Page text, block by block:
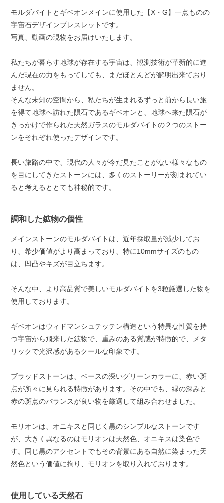
モルダバイトとギベオンメインに使用した【X・G】一点ものの
宇宙石デザインブレスレットです。
写真、動画の現物をお届けいたします。
私たちが暮らす地球が存在する宇宙は、観測技術が革新的に進
んだ現在の力をもってしても、まだほとんどが解明出来ており
ません。
そんな未知の空間から、私たちが生まれるずっと前から長い旅
を得て地球へ訪れた隕石であるギベオンと、地球へ来た隕石が
きっかけで作られた天然ガラスのモルダバイトの２つのストー
ンをそれぞれ使ったデザインです。
長い旅路の中で、現代の人々が今だ見たことがない様々なもの
を目にしてきたストーンには、多くのストーリーが刻まれてい
ると考えるととても神秘的です。
調和した鉱物の個性
メインストーンのモルダバイトは、近年採取量が減少してお
り、希少価値がより高まっており、特に10mmサイズのもの
は、凹凸やキズが目立ちます。
そんな中、より高品質で美しいモルダバイトを3粒厳選した物を
使用しております。
ギベオンはウィドマンシュテッテン構造という特異な性質を持
つ宇宙から飛来した鉱物で、重みのある質感が特徴的で、メタ
リックで光沢感があるクールな印象です。
ブラッドストーンは、ベースの深いグリーンカラーに、赤い斑
点が所々に見られる特徴があります。その中でも、緑の深みと
赤の斑点のバランスが良い物を厳選して組み合わせました。
モリオンは、オニキスと同じく黒のシンプルなストーンです
が、大きく異なるのはモリオンは天然色、オニキスは染色で
す。同じ黒のアクセントでもその背景にある自然に染まった天
然色という価値に拘り、モリオンを取り入れております。
使用している天然石